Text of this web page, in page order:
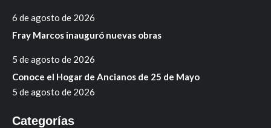
6 de agosto de 2026
Fray Marcos inauguró nuevas obras
5 de agosto de 2026
Conoce el Hogar de Ancianos de 25 de Mayo
5 de agosto de 2026
Categorías